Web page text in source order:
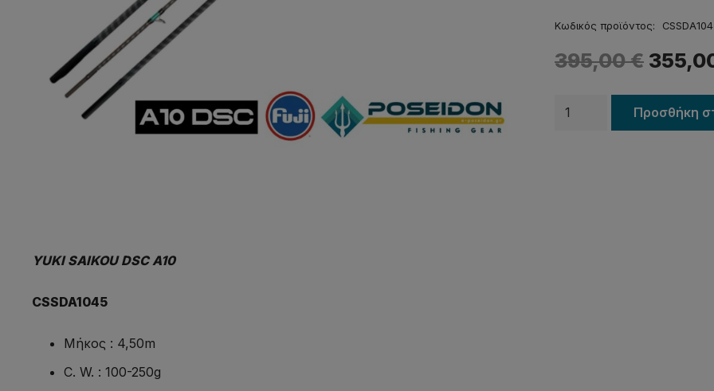
Κωδικός προϊόντος:
395,00€
Καλάμι
Προσθήκη
YUKI SAIKOU DSC A10
CSSDA1045
Μήκος : 4,50m
C. W. : 100-250g